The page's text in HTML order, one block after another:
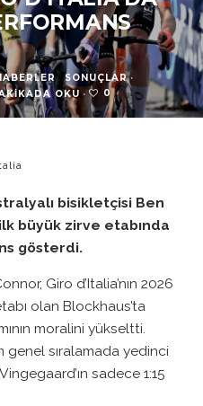
SONUÇLAR ·
OKU · 0
bisikletçisi Ben
büyük zirve etabında
gösterdi.
Giro d’Italia’nın 2026
olan Blockhaus’ta
moralini yükseltti.
genel sıralamada yedinci
sadece 1:15